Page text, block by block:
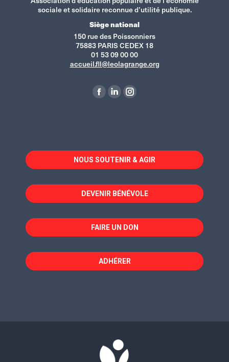
sociale et solidaire reconnue d’utilité publique.
Siège national
150 rue des Poissonniers
75883 PARIS CEDEX 18
01 53 09 00 00
accueil.fll@leolagrange.org
La
dans
une
fenêtre
La
dans
une
fenêtre
La
dans
une
fenêtre
NOUS SOUTENIR & AGIR
DEVENIR BÉNÉVOLE
FAIRE UN DON
ADHÉRER